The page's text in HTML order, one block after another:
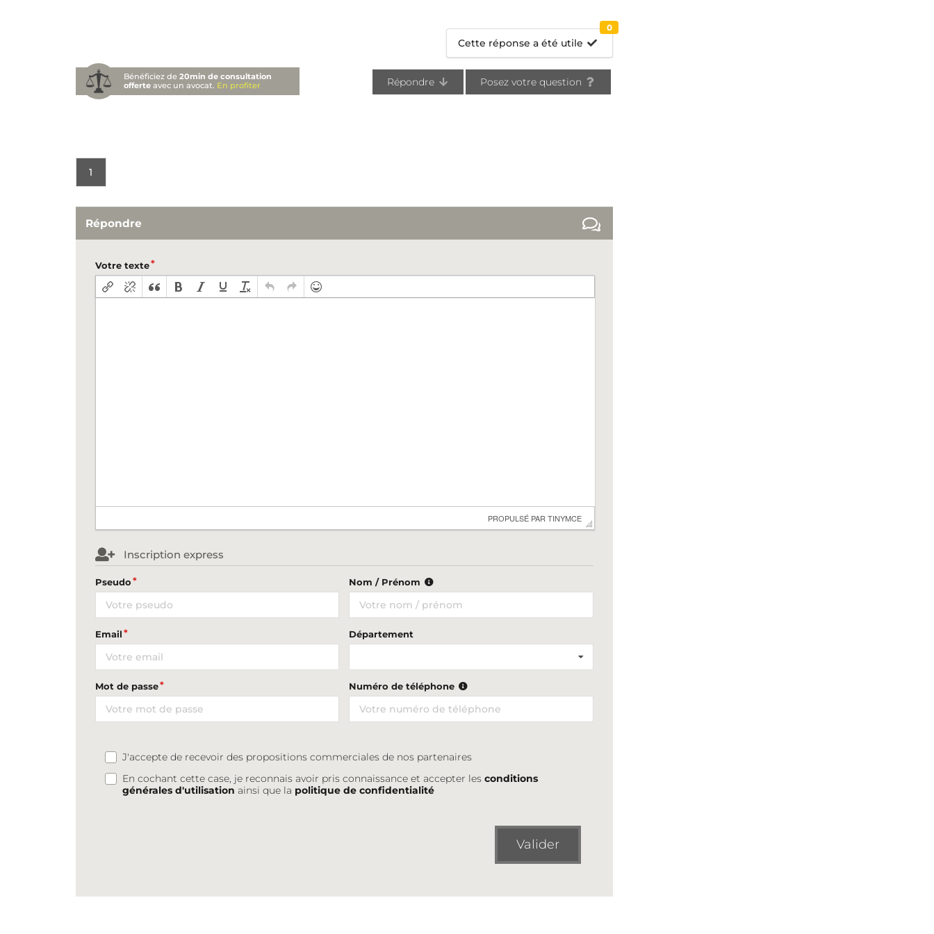
Cette réponse a été utile
0
Bénéficiez de20min de consultation
offerte avec un avocat. En profiter Répondre Posez votre question
1
Répondre
Votre texte
PROPULSÉ PAR TINYMCE
Inscription express
Pseudo Nom / Prénom
Email Département
Mot de passe Numéro de téléphone
J'accepte de recevoir des propositions commerciales de nos partenaires
En cochant cette case, je reconnais avoir pris connaissance et accepter lesconditions
générales d'utilisation ainsi que la politique de confidentialité
Valider